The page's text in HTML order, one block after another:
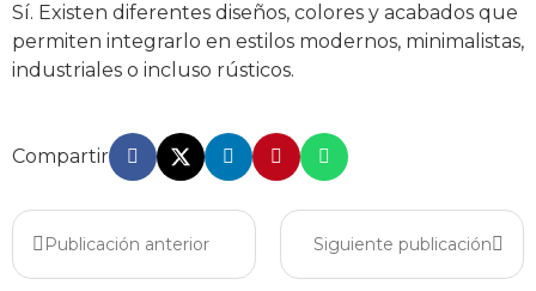
Sí. Existen diferentes diseños, colores y acabados que
permiten integrarlo en estilos modernos, minimalistas,
industriales o incluso rústicos.
Compartir
Publicación anterior Siguiente publicación